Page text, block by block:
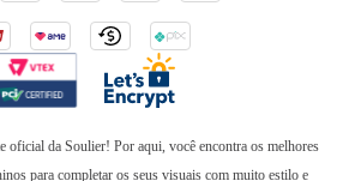
oficial da Soulier! Por aqui, você encontra os melhores
para completar os seus visuais com muito estilo e